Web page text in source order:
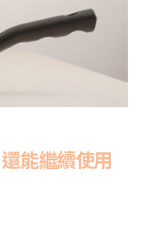
能繼續使用